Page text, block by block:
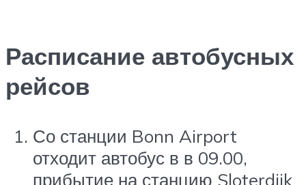
Расписание автобусных
рейсов
Со станции Bonn Airport
отходит автобус в в 09.00,
прибытие на станцию Sloterdijk